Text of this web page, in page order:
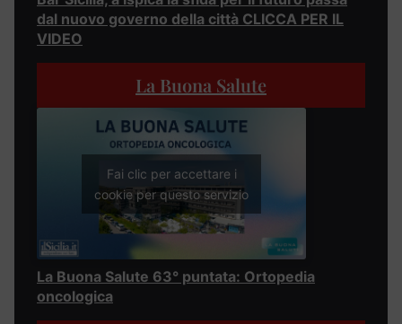
dal nuovo governo della città CLICCA PER IL
VIDEO
La Buona Salute
Fai clic per accettare i
cookie per questo servizio
La Buona Salute 63° puntata: Ortopedia
oncologica